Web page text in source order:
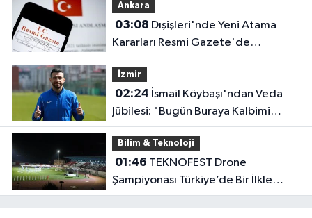
Ankara
03:08
Kararları Resmi Gazete'de
Yayımlandı
İzmir
02:24
Jübilesi: "Bugün Buraya Kalbimi
Gömdüm"
Bilim & Teknoloji
01:46
Şampiyonası Türkiye’de Bir İlkle
Başladı!